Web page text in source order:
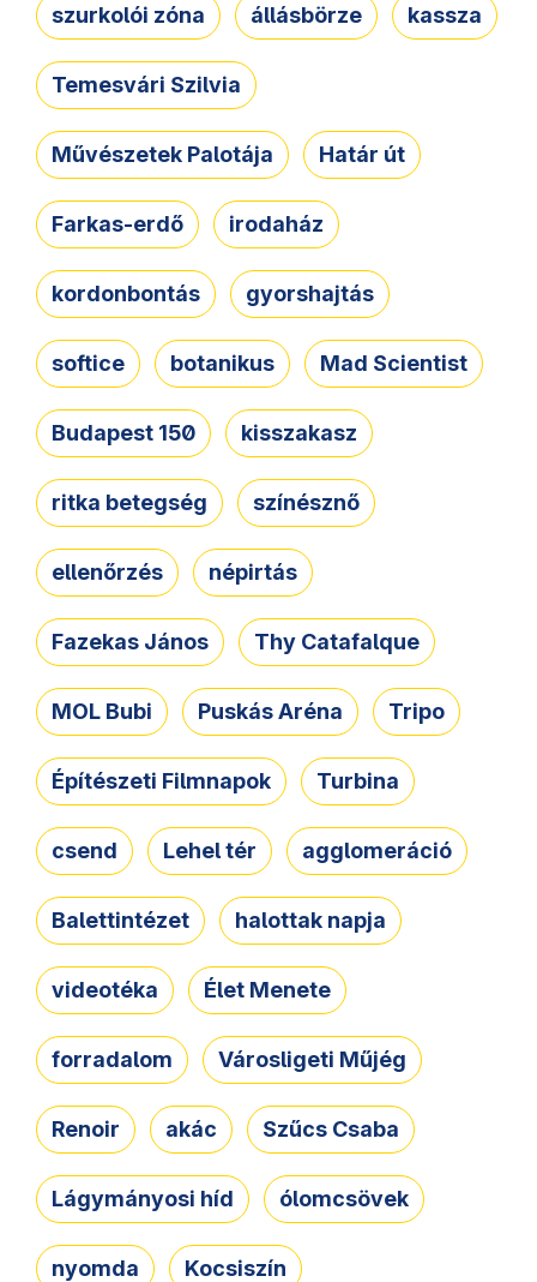
szurkolói zóna állásbörze kassza
Temesvári Szilvia
Művészetek Palotája Határ út
Farkas-erdő irodaház
kordonbontás gyorshajtás
softice botanikus Mad Scientist
Budapest 150 kisszakasz
ritka betegség színésznő
ellenőrzés népirtás
Fazekas János Thy Catafalque
MOL Bubi Puskás Aréna Tripo
Építészeti Filmnapok Turbina
csend Lehel tér agglomeráció
Balettintézet halottak napja
videotéka Élet Menete
forradalom Városligeti Műjég
Renoir akác Szűcs Csaba
Lágymányosi híd ólomcsövek
nyomda Kocsiszín